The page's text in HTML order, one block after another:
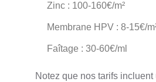
Zinc : 100-160€/m²
Membrane HPV : 8-15€/
Faîtage : 30-60€/ml
Notez que nos tarifs